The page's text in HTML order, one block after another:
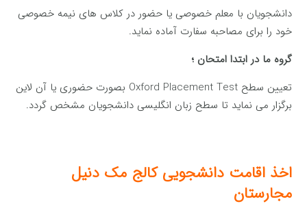
دانشجویان با معلم خصوصی یا حضور در کلاس های نیمه خصوصی
خود را برای مصاحبه سفارت آماده نماید.
گروه ما در ابتدا امتحان ؛
تعیین سطح Oxford Placement Test بصورت حضوری یا آن لاین
برگزار می نماید تا سطح زبان انگلیسی دانشجویان مشخص گردد.
اخذ اقامتدانشجوییکالج مک دنیل
مجارستان